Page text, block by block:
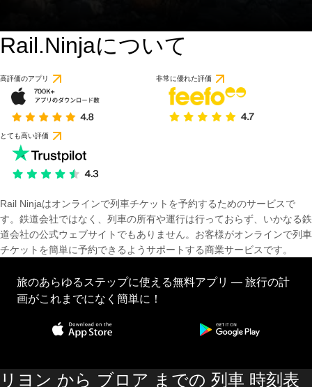
Rail.Ninjaについて
高評価のアプリ 非常に優れた評価
とても高い評価
Rail Ninjaはオンラインで列車チケットを予約するためのサービスで
す。鉄道会社ではなく、列車の所有や運行は行っておらず、いかなる鉄
道会社の公式ウェブサイトでもありません。お客様がオンラインで列車
チケットを簡単に予約できるようサポートする商業サービスです。
旅のあらゆるステップに使える無料アプリ — 旅行の計
画がこれまでになく簡単に！
リヨン から ブロア までの 列車 時刻表